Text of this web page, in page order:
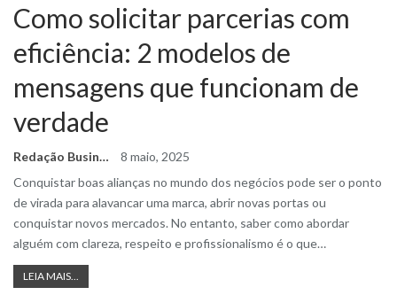
Como solicitar parcerias com
eficiência: 2 modelos de
mensagens que funcionam de
verdade
Redação Business Ideas
8 maio, 2025
Conquistar boas alianças no mundo dos negócios pode ser o ponto
de virada para alavancar uma marca, abrir novas portas ou
conquistar novos mercados. No entanto, saber como abordar
alguém com clareza, respeito e profissionalismo é o que…
LEIA MAIS...